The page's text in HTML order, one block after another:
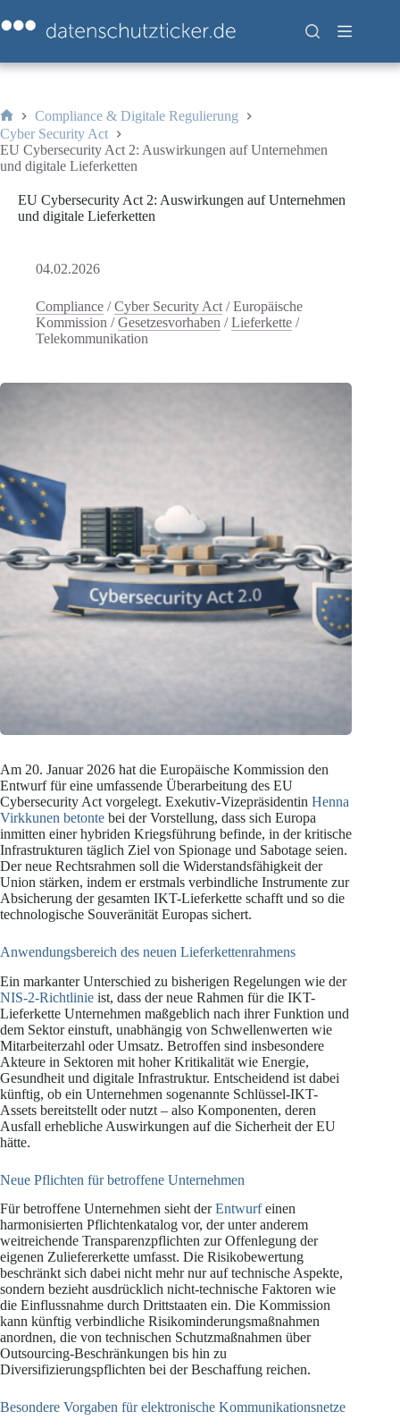
Inhalt
springen
Start
Compliance & Digitale Regulierung
Cyber Security Act
EU Cybersecurity Act 2: Auswirkungen auf Unternehmen
und digitale Lieferketten
EU Cybersecurity Act 2: Auswirkungen auf Unternehmen
und digitale Lieferketten
04.02.2026
Compliance /Cyber Security Act /Europäische
Kommission /Gesetzesvorhaben /Lieferkette /
Telekommunikation
Am 20. Januar 2026 hat die Europäische Kommission den
Entwurf für eine umfassende Überarbeitung des EU
Cybersecurity Act vorgelegt. Exekutiv-Vizepräsidentin Henna
Virkkunen betonte bei der Vorstellung, dass sich Europa
inmitten einer hybriden Kriegsführung befinde, in der kritische
Infrastrukturen täglich Ziel von Spionage und Sabotage seien.
Der neue Rechtsrahmen soll die Widerstandsfähigkeit der
Union stärken, indem er erstmals verbindliche Instrumente zur
Absicherung der gesamten IKT-Lieferkette schafft und so die
technologische Souveränität Europas sichert.
Anwendungsbereich des neuen Lieferkettenrahmens
Ein markanter Unterschied zu bisherigen Regelungen wie der
NIS-2-Richtlinie ist, dass der neue Rahmen für die IKT-
Lieferkette Unternehmen maßgeblich nach ihrer Funktion und
dem Sektor einstuft, unabhängig von Schwellenwerten wie
Mitarbeiterzahl oder Umsatz. Betroffen sind insbesondere
Akteure in Sektoren mit hoher Kritikalität wie Energie,
Gesundheit und digitale Infrastruktur. Entscheidend ist dabei
künftig, ob ein Unternehmen sogenannte Schlüssel-IKT-
Assets bereitstellt oder nutzt – also Komponenten, deren
Ausfall erhebliche Auswirkungen auf die Sicherheit der EU
hätte.
Neue Pflichten für betroffene Unternehmen
Für betroffene Unternehmen sieht derEntwurfeinen
harmonisierten Pflichtenkatalog vor, der unter anderem
weitreichende Transparenzpflichten zur Offenlegung der
eigenen Zuliefererkette umfasst. Die Risikobewertung
beschränkt sich dabei nicht mehr nur auf technische Aspekte,
sondern bezieht ausdrücklich nicht-technische Faktoren wie
die Einflussnahme durch Drittstaaten ein. Die Kommission
kann künftig verbindliche Risikominderungsmaßnahmen
anordnen, die von technischen Schutzmaßnahmen über
Outsourcing-Beschränkungen bis hin zu
Diversifizierungspflichten bei der Beschaffung reichen.
Besondere Vorgaben für elektronische Kommunikationsnetze